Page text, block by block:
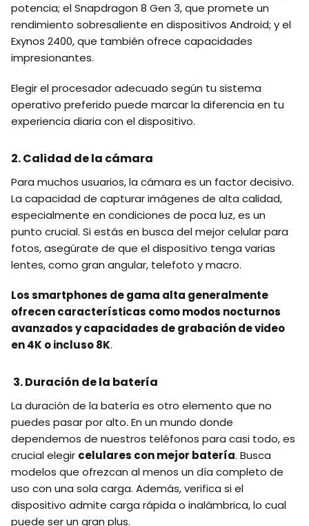
potencia; el Snapdragon 8 Gen 3, que promete un
rendimiento sobresaliente en dispositivos Android; y el
Exynos 2400, que también ofrece capacidades
impresionantes.
Elegir el procesador adecuado según tu sistema
operativo preferido puede marcar la diferencia en tu
experiencia diaria con el dispositivo.
2. Calidad de la cámara
Para muchos usuarios, la cámara es un factor decisivo.
La capacidad de capturar imágenes de alta calidad,
especialmente en condiciones de poca luz, es un
punto crucial. Si estás en busca del mejor celular para
fotos, asegúrate de que el dispositivo tenga varias
lentes, como gran angular, telefoto y macro.
Los smartphones de gama alta generalmente
ofrecen características como modos nocturnos
avanzados y capacidades de grabación de video
en 4K o incluso 8K.
3. Duración de la batería
La duración de la batería es otro elemento que no
puedes pasar por alto. En un mundo donde
dependemos de nuestros teléfonos para casi todo, es
crucial elegir celulares con mejor batería. Busca
modelos que ofrezcan al menos un día completo de
uso con una sola carga. Además, verifica si el
dispositivo admite carga rápida o inalámbrica, lo cual
puede ser un gran plus.